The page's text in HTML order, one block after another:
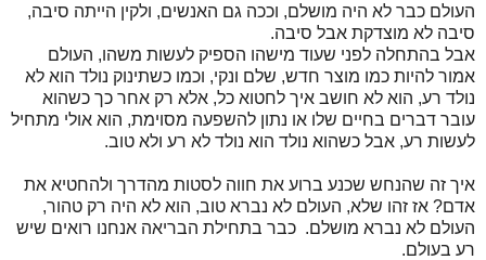
העולם כבר לא היה מושלם, וככה גם האנשים, ולקין הייתה סיבה,
סיבה לא מוצדקת אבל סיבה.
אבל בהתחלה לפני שעוד מישהו הספיק לעשות משהו, העולם
אמור להיות כמו מוצר חדש, שלם ונקי, וכמו כשתינוק נולד הוא לא
נולד רע, הוא לא חושב איך לחטוא כל, אלא רק אחר כך כשהוא
עובר דברים בחיים שלו או נתון להשפעה מסוימת, הוא אולי מתחיל
לעשות רע, אבל כשהוא נולד הוא נולד לא רע ולא טוב.
איך זה שהנחש שכנע ברוע את חווה לסטות מהדרך ולהחטיא את
אדם? אז זהו שלא, העולם לא נברא טוב, הוא לא היה רק טהור,
העולם לא נברא מושלם. כבר בתחילת הבריאה אנחנו רואים שיש
רע בעולם.